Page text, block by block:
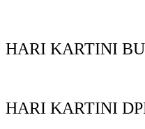
HARI KARTINI
HARI KARTINI